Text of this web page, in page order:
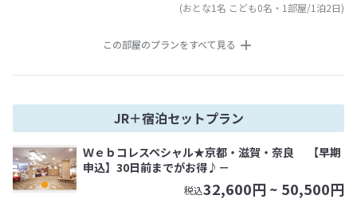
(おとな1名 こども0名・1部屋/1泊2日)
この部屋のプランをすべて見る
JR＋宿泊セットプラン
Ｗｅｂコレスペシャル★京都・滋賀・奈良 【早期
申込】30日前までがお得♪－
税込32,600円 ~ 50,500円